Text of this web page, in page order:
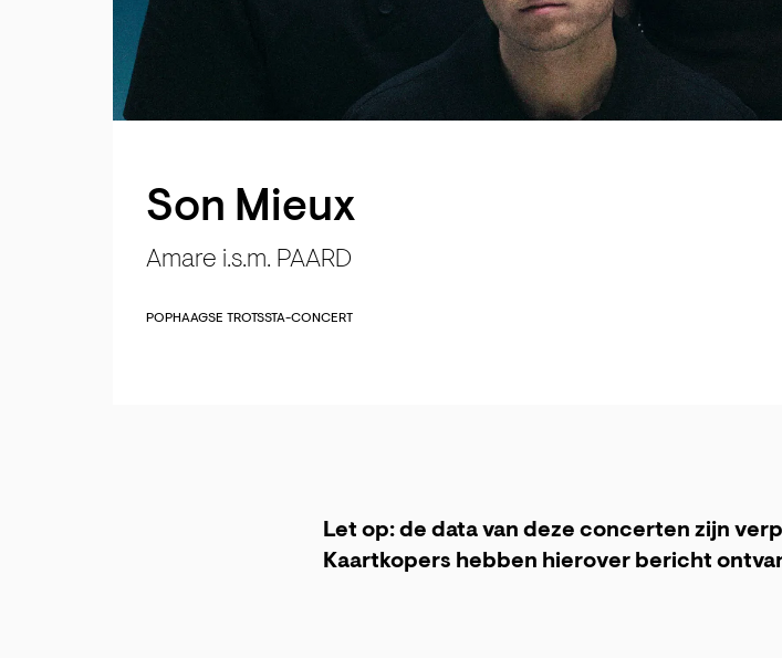
Son Mieux
Amare i.s.m. PAARD
POPHAAGSE TROTSSTA-CONCERT
Let op: de data van deze concerten zijn
Kaartkopers hebben hierover bericht